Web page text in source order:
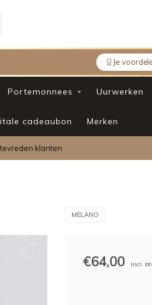
Je
Portemonnees Uurwerken
cadeaubon Merken
klanten
MELANO
€64,00 Incl.